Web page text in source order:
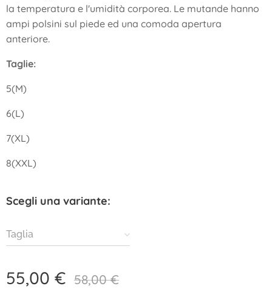
la temperatura e l'umidità corporea. Le mutande hanno
ampi polsini sul piede ed una comoda apertura
anteriore.
Taglie:
5(M)
6(L)
7(XL)
8(XXL)
Scegli una variante:
Taglia
55,00 € 58,00€